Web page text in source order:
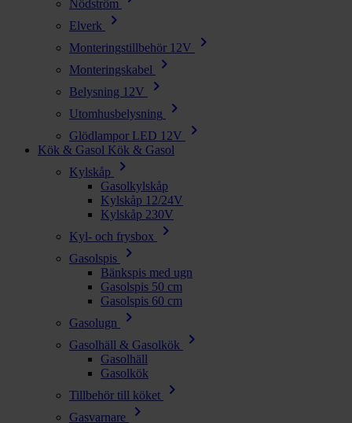
Nödström
Elverk chevron_right
Monteringstillbehör 12V chevron_right
Monteringskabel chevron_right
Belysning 12V chevron_right
Utomhusbelysning chevron_right
Glödlampor LED 12V chevron_right
Kök & Gasol Kök & Gasol
Kylskåp
chevron_right
Gasolkylskåp
Kylskåp 12/24V
Kylskåp 230V
Kyl- och frysbox
chevron_right
Gasolspis chevron_right
Bänkspis med ugn
Gasolspis 50 cm
Gasolspis 60 cm
Gasolugn
chevron_right
Gasolhäll & Gasolkök chevron_right
Gasolhäll
Gasolkök
Tillbehör till köket
chevron_right
Gasvarnare chevron_right